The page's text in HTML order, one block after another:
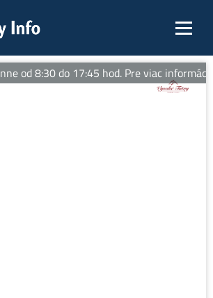
od 8:30 do 17:45 hod. Pre viac